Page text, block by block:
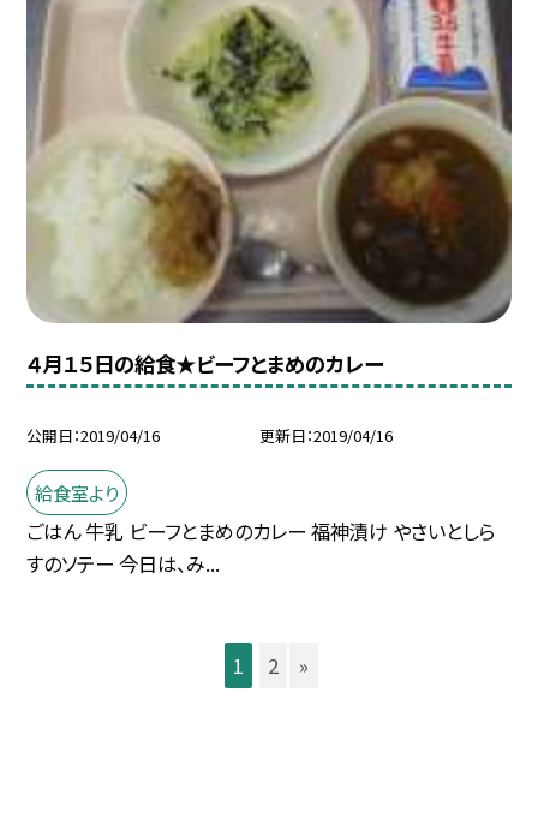
４月１５日の給食★ビーフとまめのカレー
公開日 2019/04/16 更新日 2019/04/16
給食室より
ごはん 牛乳 ビーフとまめのカレー 福神漬け やさいとしら
すのソテー 今日は、み...
1 2 »